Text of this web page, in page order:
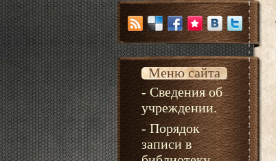
Меню сайта
- Сведения об
учреждении.
- Порядок
записи в